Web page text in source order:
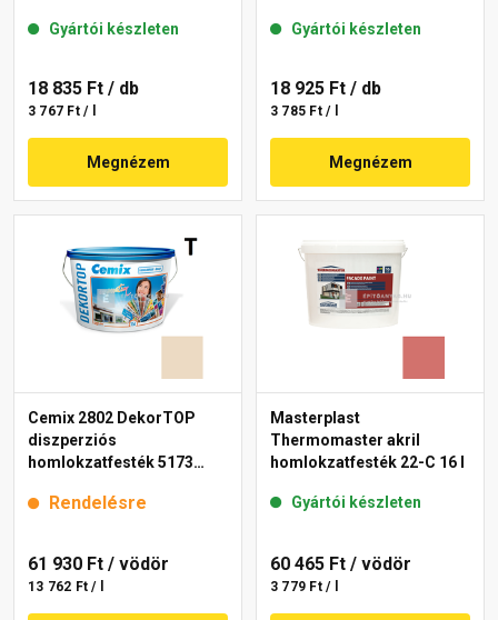
Gyártói készleten
18 835 Ft / db
3 767 Ft / l
Megnézem
Gyártói készleten
18 925 Ft / db
3 785 Ft / l
Megnézem
Cemix 2802 DekorTOP
diszperziós
homlokzatfesték 5173
Rendelésre
61 930 Ft / vödör
13 762 Ft / l
Masterplast
Thermomaster akril
homlokzatfesték 22-C 16 l
Gyártói készleten
60 465 Ft / vödör
3 779 Ft / l